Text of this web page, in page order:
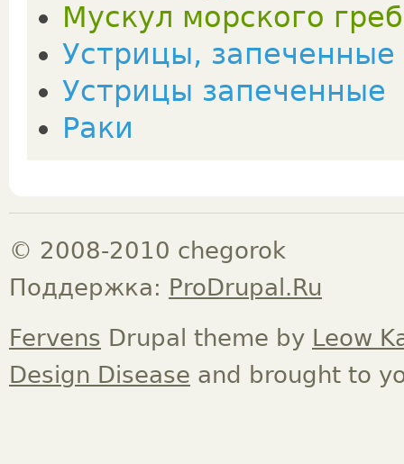
Мускул морского
Устрицы,
Устрицы запеченные
Раки
© 2008-2010 chegorok
Поддержка: ProDrupal.Ru
Fervens Drupal theme by Leow
Design Disease and brought to